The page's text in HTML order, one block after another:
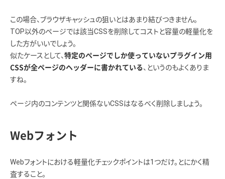
この場合、ブラウザキャッシュの狙いとはあまり結びつきません。
TOP以外のページでは該当CSSを削除してコストと容量の軽量化を
した方がいいでしょう。
似たケースとして、特定のページでしか使っていないプラグイン用
CSSが全ページのヘッダーに書かれている、というのもよくありま
すね。
ページ内のコンテンツと関係ないCSSはなるべく削除しましょう。
Webフォント
Webフォントにおける軽量化チェックポイントは1つだけ。とにかく精
査すること。